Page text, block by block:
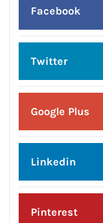
Facebook
Twitter
Google Plus
Linkedin
Pinterest